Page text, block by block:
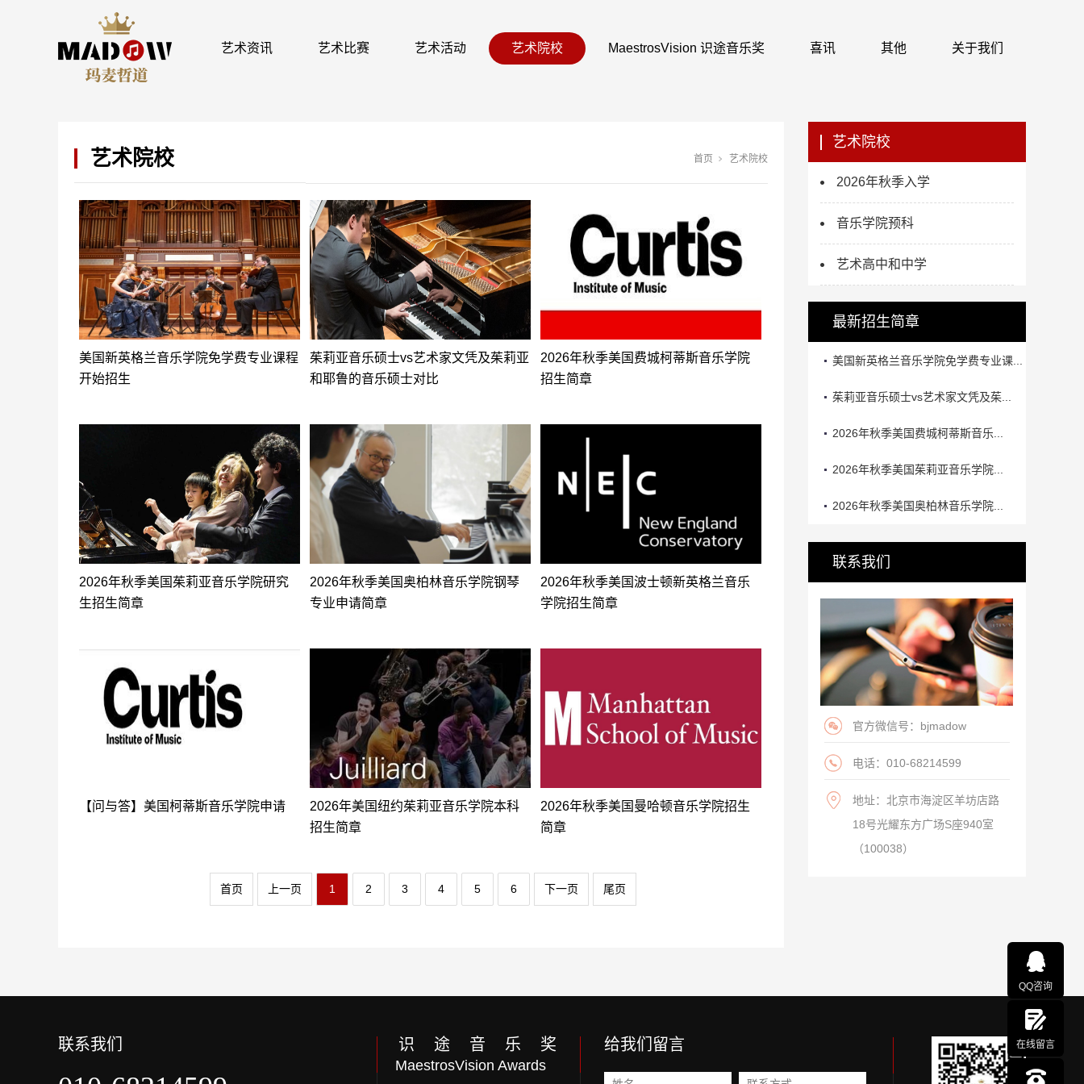
艺术资讯 艺术比赛 艺术活动 艺术院校 MaestrosVision 识途音乐奖 喜讯 其他 关于我们
艺术院校 首页 艺术院校
美国新英格兰音乐学院免学费专业课程
开始招生
茱莉亚音乐硕士vs艺术家文凭及茱莉亚
和耶鲁的音乐硕士对比
2026年秋季美国费城柯蒂斯音乐学院
招生简章
2026年秋季美国茱莉亚音乐学院研究
生招生简章
2026年秋季美国奥柏林音乐学院钢琴
专业申请简章
2026年秋季美国波士顿新英格兰音乐
学院招生简章
【问与答】美国柯蒂斯音乐学院申请
2026年美国纽约茱莉亚音乐学院本科
招生简章
2026年秋季美国曼哈顿音乐学院招生
简章
首页 上一页 1 2 3 4 5 6 下一页 尾页
艺术院校
2026年秋季入学
音乐学院预科
艺术高中和中学
最新招生简章
美国新英格兰音乐学院免学费专业课...
茱莉亚音乐硕士vs艺术家文凭及茱...
2026年秋季美国费城柯蒂斯音乐...
2026年秋季美国茱莉亚音乐学院...
2026年秋季美国奥柏林音乐学院...
联系我们
官方微信号：bjmadow
电话：010-68214599
地址：北京市海淀区羊坊店路
18号光耀东方广场S座940室
（100038）
联系我们 识 途 音 乐 奖
MaestrosVision Awards
给我们留言
QQ咨询
在线留言